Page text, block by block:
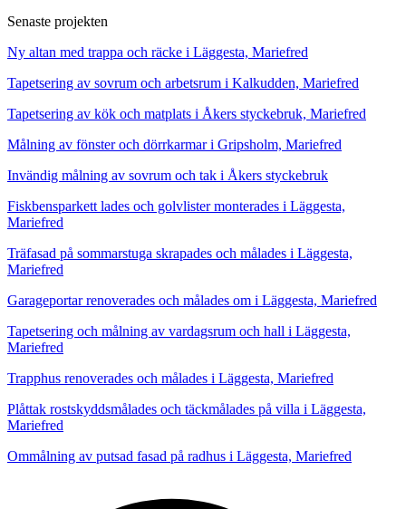
Senaste projekten
Ny altan med trappa och räcke i Läggesta, Mariefred
Tapetsering av sovrum och arbetsrum i Kalkudden, Mariefred
Tapetsering av kök och matplats i Åkers styckebruk, Mariefred
Målning av fönster och dörrkarmar i Gripsholm, Mariefred
Invändig målning av sovrum och tak i Åkers styckebruk
Fiskbensparkett lades och golvlister monterades i Läggesta,
Mariefred
Träfasad på sommarstuga skrapades och målades i Läggesta,
Mariefred
Garageportar renoverades och målades om i Läggesta, Mariefred
Tapetsering och målning av vardagsrum och hall i Läggesta,
Mariefred
Trapphus renoverades och målades i Läggesta, Mariefred
Plåttak rostskyddsmålades och täckmålades på villa i Läggesta,
Mariefred
Ommålning av putsad fasad på radhus i Läggesta, Mariefred